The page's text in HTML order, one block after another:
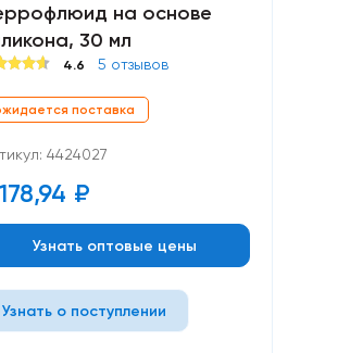
на основе
30 мл
4.6 5 отзывов
поставка
4424027
₽
Узнать оптовые цены
Узнать о поступлении